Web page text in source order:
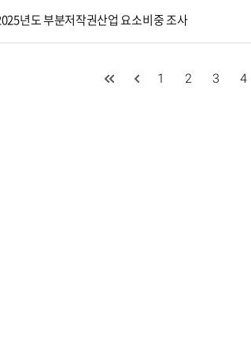
년도 부분저작권산업 요소비중 조사
1 2 3 4